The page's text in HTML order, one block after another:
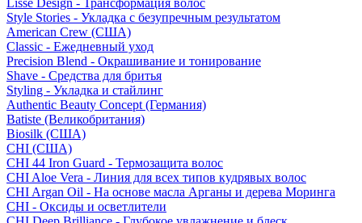
Lisse Design - Трансформация волос
Style Stories - Укладка с безупречным результатом
American Crew (США)
Classic - Ежедневный уход
Precision Blend - Окрашивание и тонирование
Shave - Средства для бритья
Styling - Укладка и стайлинг
Authentic Beauty Concept (Германия)
Batiste (Великобритания)
Biosilk (США)
CHI (США)
CHI 44 Iron Guard - Термозащита волос
CHI Aloe Vera - Линия для всех типов кудрявых волос
CHI Argan Oil - На основе масла Арганы и дерева Моринга
CHI - Оксиды и осветлители